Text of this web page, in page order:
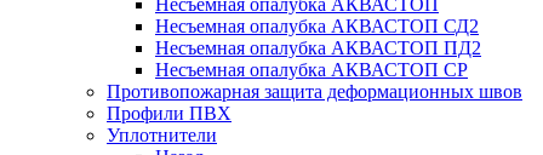
Несъемная опалубка АКВАСТОП
Несъемная опалубка АКВАСТОП СД2
Несъемная опалубка АКВАСТОП ПД2
Несъемная опалубка АКВАСТОП СР
Противопожарная защита деформационных швов
Профили ПВХ
Уплотнители